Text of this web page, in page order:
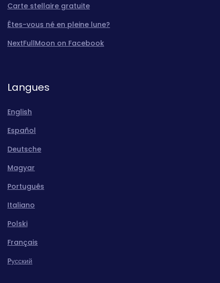
Carte stellaire gratuite
Êtes-vous né en pleine lune?
NextFullMoon on Facebook
Langues
English
Español
Deutsche
Magyar
Português
Italiano
Polski
Français
Pусский